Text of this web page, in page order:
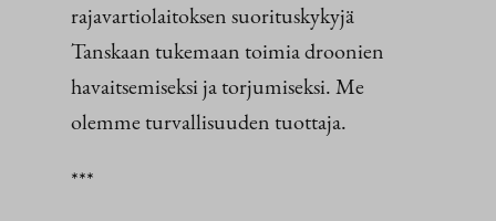
rajavartiolaitoksen suorituskykyjä
Tanskaan tukemaan toimia droonien
havaitsemiseksi ja torjumiseksi. Me
olemme turvallisuuden tuottaja.
***